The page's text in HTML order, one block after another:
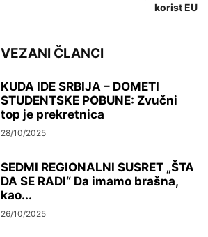
korist EU
VEZANI ČLANCI
KUDA IDE SRBIJA – DOMETI
STUDENTSKE POBUNE: Zvučni
top je prekretnica
28/10/2025
SEDMI REGIONALNI SUSRET „ŠTA
DA SE RADI“ Da imamo brašna,
kao...
26/10/2025